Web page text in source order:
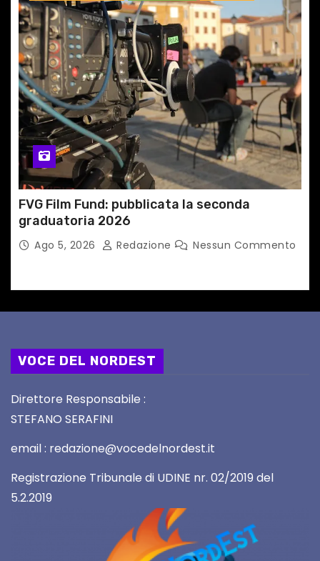
FVG Film Fund: pubblicata la seconda
graduatoria 2026
Ago 5, 2026 Redazione Nessun Commento
VOCE DEL NORDEST
Direttore Responsabile :
STEFANO SERAFINI
email : redazione@vocedelnordest.it
Registrazione Tribunale di UDINE nr. 02/2019 del
5.2.2019